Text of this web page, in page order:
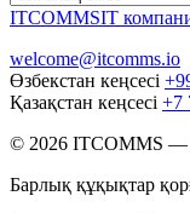
ITCOMMSIT
welcome@itcomms.io
Өзбекстан кеңсесі
Қазақстан кеңсесі +7
© 2026 ITCOMMS —
Барлық құқықтар